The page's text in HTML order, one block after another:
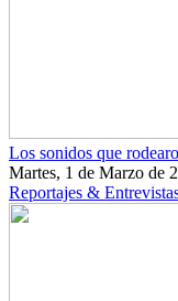
Los sonidos que
Martes, 1 de Marzo de
Reportajes &